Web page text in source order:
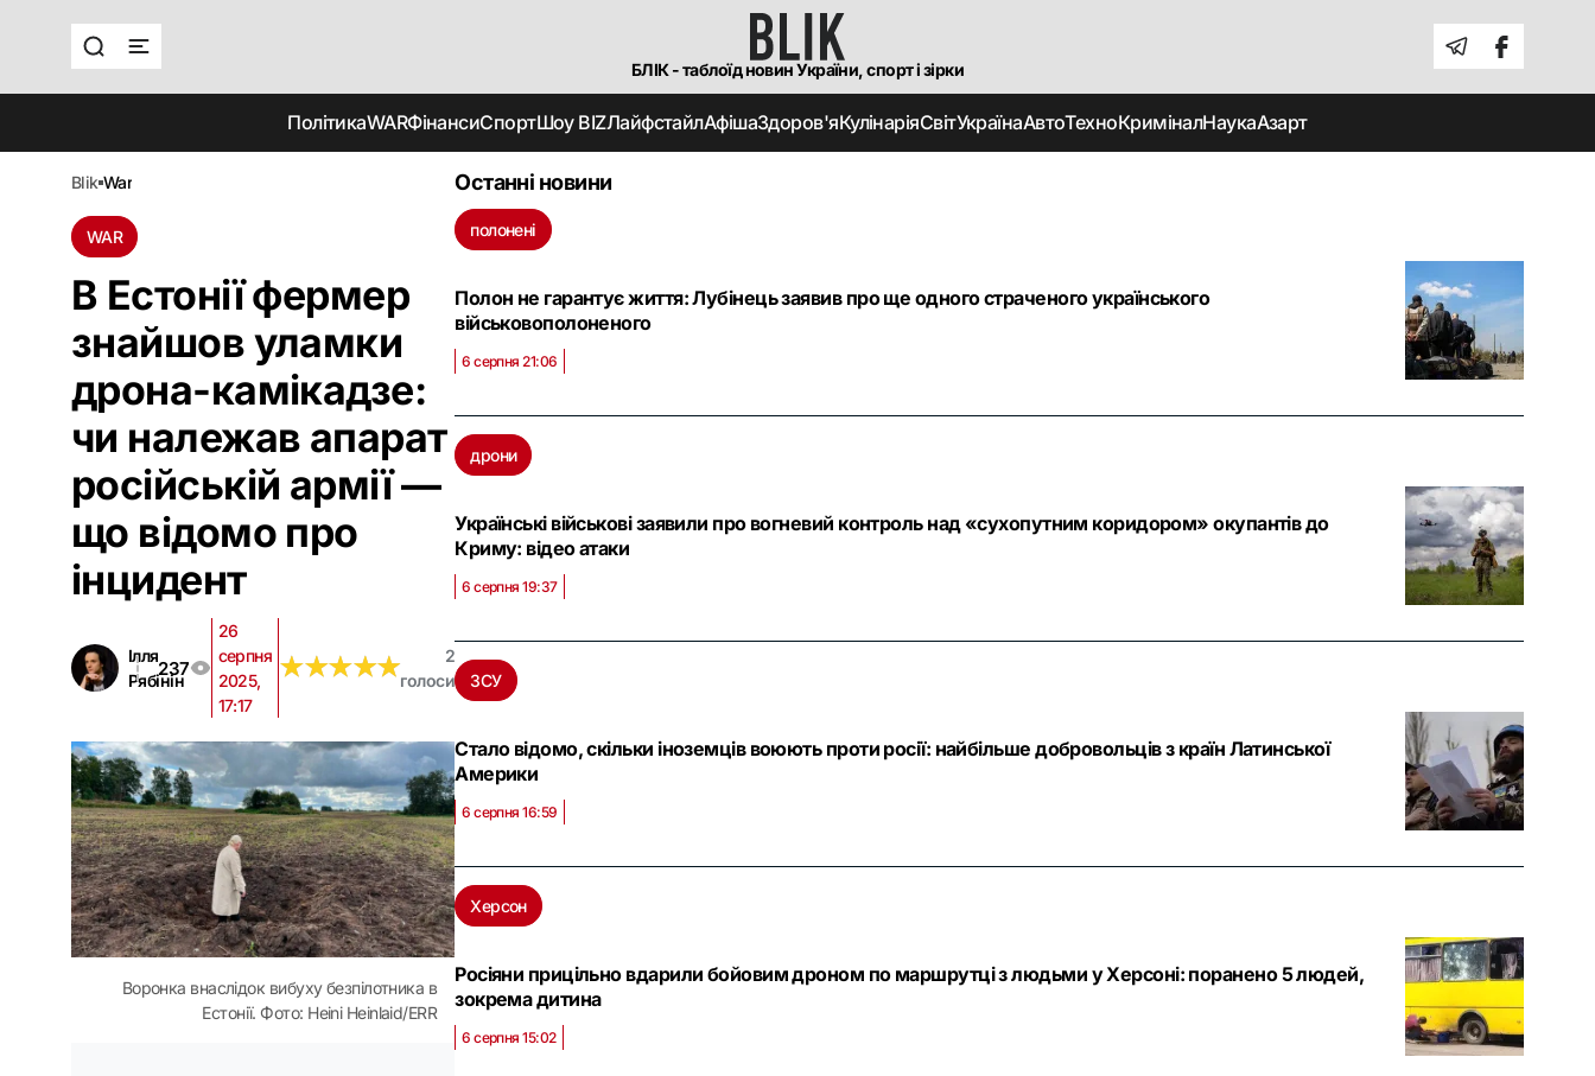
БЛІК - таблоїд новин України, спорт і зірки
ПолітикаWARФінансиСпортШоу BIZЛайфстайлАфішаЗдоров'яКулінаріяСвітУкраїнаАвтоТехноКриміналНаукаАзарт
blik war
WAR
В Естонії фермер
знайшов уламки
дрона-камікадзе:
чи належав апарат
російській армії —
що відомо про
інцидент
Ілля
Рябінін
237
26
серпня
2025,
17:17
★★★★★
★★★★★
2
голоси
Воронка внаслідок вибуху безпілотника в
Естонії. Фото: Heini Heinlaid/ERR
Останні новини
полонені
Полон не гарантує життя: Лубінець заявив про ще одного страченого українського
військовополоненого
6 серпня 21:06
дрони
Українські військові заявили про вогневий контроль над «сухопутним коридором» окупантів до
Криму: відео атаки
6 серпня 19:37
ЗСУ
Стало відомо, скільки іноземців воюють проти росії: найбільше добровольців з країн Латинської
Америки
6 серпня 16:59
Херсон
Росіяни прицільно вдарили бойовим дроном по маршрутці з людьми у Херсоні: поранено 5 людей,
зокрема дитина
6 серпня 15:02